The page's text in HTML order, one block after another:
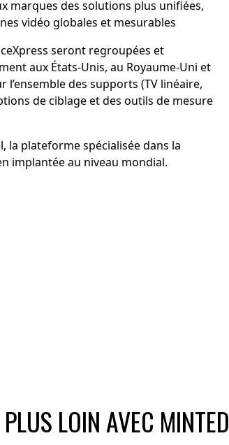
marques des solutions plus unifiées,
vidéo globales et mesurables
seront regroupées et
aux États-Unis, au Royaume-Uni et
des supports (TV linéaire,
de ciblage et des outils de mesure
la plateforme spécialisée dans la
implantée au niveau mondial.
LOIN AVEC MINTED